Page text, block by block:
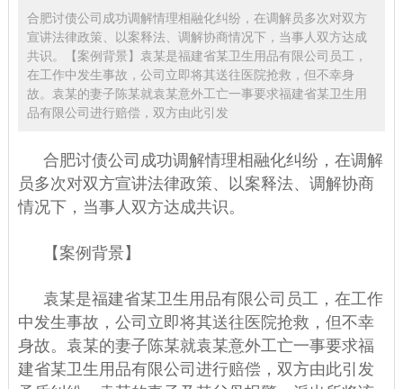
合肥讨债公司成功调解情理相融化纠纷，在调解员多次对双方
宣讲法律政策、以案释法、调解协商情况下，当事人双方达成
共识。【案例背景】袁某是福建省某卫生用品有限公司员工，
在工作中发生事故，公司立即将其送往医院抢救，但不幸身
故。袁某的妻子陈某就袁某意外工亡一事要求福建省某卫生用
品有限公司进行赔偿，双方由此引发
合肥讨债公司 成功调解情理相融化纠纷，在调解
员多次对双方宣讲法律政策、以案释法、调解协商
情况下，当事人双方达成共识。
【案例背景】
袁某是福建省某卫生用品有限公司员工，在工作
中发生事故，公司立即将其送往医院抢救，但不幸
身故。袁某的妻子陈某就袁某意外工亡一事要求福
建省某卫生用品有限公司进行赔偿，双方由此引发